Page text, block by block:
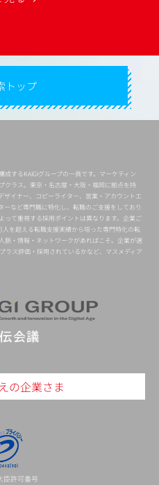
トップ
するKAIGIグループの一員です。マーケティン
クラス。東京・名古屋・大阪・福岡に拠点を持
ザイナー、コピーライター、営業・アカウントエ
ーなど専門職に特化し、転職のご支援をしており
って重視する採用ポイントは異なります。企業ご
を超える転職支援実績から培った専門特化の転
脈・情報・ネットワークがあればこそ。企業が選
ラス評価・採用されているかなど、マスメディア
の企業さま
臣許可番号